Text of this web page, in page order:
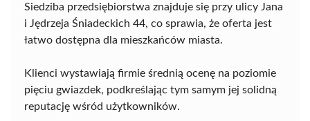
Siedziba przedsiębiorstwa znajduje się przy ulicy Jana
i Jędrzeja Śniadeckich 44, co sprawia, że oferta jest
łatwo dostępna dla mieszkańców miasta.
Klienci wystawiają firmie średnią ocenę na poziomie
pięciu gwiazdek, podkreślając tym samym jej solidną
reputację wśród użytkowników.